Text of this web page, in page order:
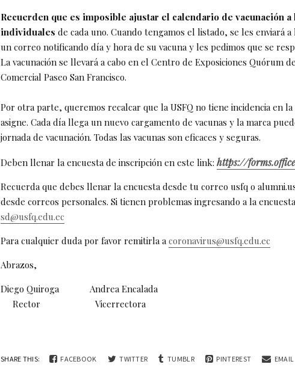
Recuerden que es imposible ajustar el calendario de vacunación a
individuales de cada uno. Cuando tengamos el listado, se les enviará
un correo notificando día y hora de su vacuna y les pedimos que se
La vacunación se llevará a cabo en el Centro de Exposiciones Quórum
Comercial Paseo San Francisco.
Por otra parte, queremos recalcar que la USFQ no tiene incidencia en la
asigne. Cada día llega un nuevo cargamento de vacunas y la marca
jornada de vacunación. Todas las vacunas son eficaces y seguras.
Deben llenar la encuesta de inscripción en este link: https://
Recuerda que debes llenar la encuesta desde tu correo usfq o
desde correos personales. Si tienen problemas ingresando a la
sd@usfq.edu.ec
Para cualquier duda por favor remitirla acoronavirus@usfq.edu.ec
Abrazos,
Diego Quiroga Andrea Encalada
Rector Vicerrectora
SHARE THIS: FACEBOOK TWITTER TUMBLR PINTEREST EMAIL